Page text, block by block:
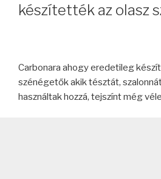
készítették az olasz
Carbonara ahogy eredetileg
szénégetők akik tésztát,
használtak hozzá, tejszínt még